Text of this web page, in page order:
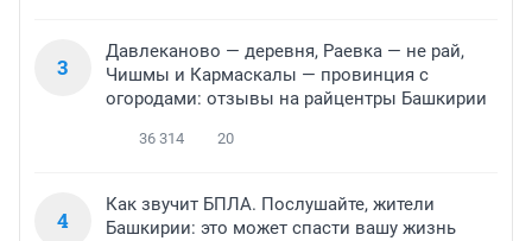
3
Давлеканово — деревня, Раевка — не рай,
Чишмы и Кармаскалы — провинция с
огородами: отзывы на райцентры Башкирии
36 314 20
4
Как звучит БПЛА. Послушайте, жители
Башкирии: это может спасти вашу жизнь